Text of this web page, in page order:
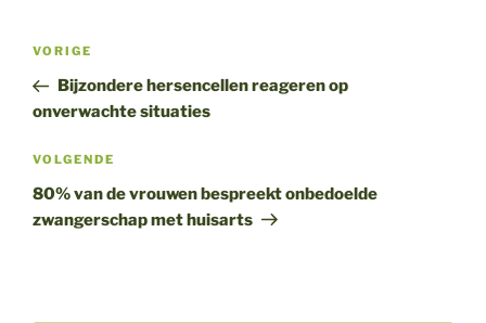
Bericht
Vorig
bericht
VORIGE
Bijzondere hersencellen reageren op
onverwachte situaties
Volgend
bericht
VOLGENDE
80% van de vrouwen bespreekt onbedoelde
zwangerschap met huisarts